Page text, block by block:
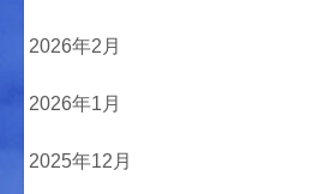
2026年2月
2026年1月
2025年12月